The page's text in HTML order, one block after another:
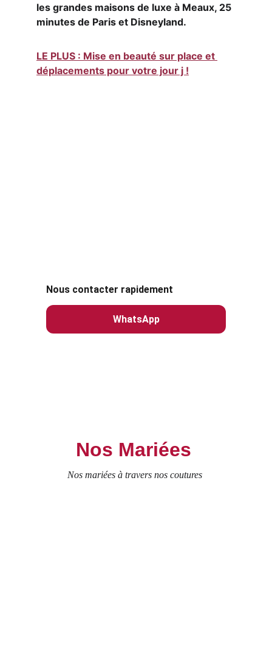
les grandes maisons de luxe à Meaux, 25
minutes de Paris et Disneyland.
LE PLUS : Mise en beauté sur place et
déplacements pour votre jour j !
Nous contacter rapidement
WhatsApp
Nos Mariées
Nos mariées à travers nos coutures